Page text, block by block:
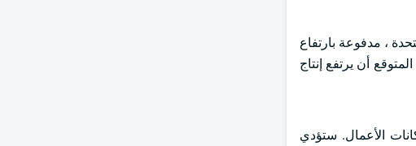
في الولايات المتحدة ، مدفوعة بارتفاع
أن يرتفع إنتاج
الأعمال. ستؤدي